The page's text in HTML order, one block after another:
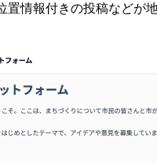
置情報付きの投稿などが